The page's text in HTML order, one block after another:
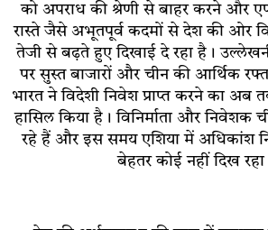
को अपराध की श्रेणी से बाहर करने और
रास्ते जैसे अभूतपूर्व कदमों से देश की ओर
तेजी से बढ़ते हुए दिखाई दे रहा है।
पर सुस्त बाजारों और चीन की आर्थिक
भारत ने विदेशी निवेश प्राप्त करने का अब
हासिल किया है। विनिर्माता और निवेशक
रहे हैं और इस समय एशिया में अधिकांश
बेहतर कोई नहीं दिख रहा